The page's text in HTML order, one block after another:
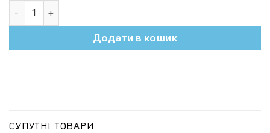
Шкарпетки POHUY біло-рожеві кількість
Додати в кошик
СУПУТНІ ТОВАРИ